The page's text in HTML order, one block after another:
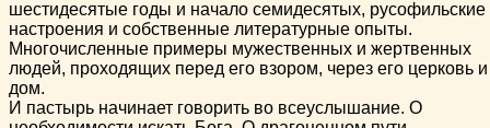
шестидесятые годы и начало семидесятых, русофильские
настроения и собственные литературные опыты.
Многочисленные примеры мужественных и жертвенных
людей, проходящих перед его взором, через его церковь и
дом.
И пастырь начинает говорить во всеуслышание. О